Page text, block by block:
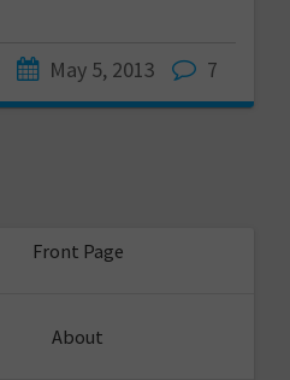
May 5, 2013 7
Front Page
About